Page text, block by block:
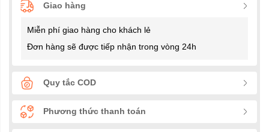
Giao hàng
Miễn phí giao hàng cho khách lẻ
Đơn hàng sẽ được tiếp nhận trong vòng 24h
Quy tắc COD
Phương thức thanh toán